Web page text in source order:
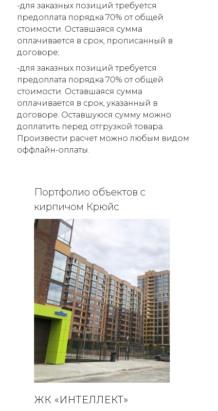
-для заказных позиций требуется
предоплата порядка 70% от общей
стоимости. Оставшаяся сумма
оплачивается в срок, прописанный в
договоре;
-для заказных позиций требуется
предоплата порядка 70% от общей
стоимости. Оставшаяся сумма
оплачивается в срок, указанный в
договоре. Оставшуюся сумму можно
доплатить перед отгрузкой товара.
Произвести расчет можно любым видом
оффлайн-оплаты.
Портфолио объектов с
кирпичом Крюйс
ЖК «ИНТЕЛЛЕКТ»